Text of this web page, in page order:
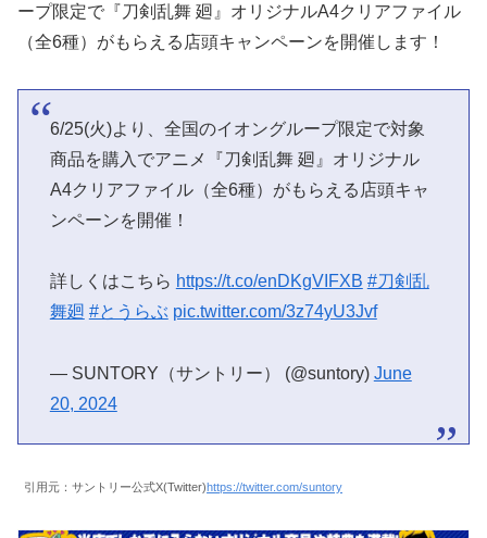
ープ限定で『刀剣乱舞 廻』オリジナルA4クリアファイル
（全6種）がもらえる店頭キャンペーンを開催します！
6/25(火)より、全国のイオングループ限定で対象
商品を購入でアニメ『刀剣乱舞 廻』オリジナル
A4クリアファイル（全6種）がもらえる店頭キャ
ンペーンを開催！
詳しくはこちら https://t.co/enDKgVIFXB #刀剣乱
舞廻 #とうらぶ pic.twitter.com/3z74yU3Jvf
— SUNTORY（サントリー） (@suntory) June
20, 2024
引用元：サントリー公式X(Twitter)https://twitter.com/suntory